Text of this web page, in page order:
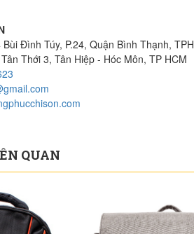
Bùi Đình Túy, P.24, Quận Bình Thạnh,
Thới 3, Tân Hiệp - Hóc Môn, TP HCM
QUAN